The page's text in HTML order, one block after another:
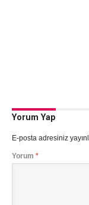
Yorum Yap
E-posta adresiniz
Yorum *